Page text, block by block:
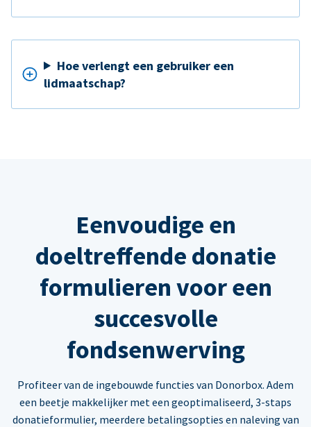
Hoe verlengt een gebruiker een
lidmaatschap?
Eenvoudige en
doeltreffende donatie
formulieren voor een
succesvolle
fondsenwerving
Profiteer van de ingebouwde functies van Donorbox. Adem
een beetje makkelijker met een geoptimaliseerd, 3-staps
donatieformulier, meerdere betalingsopties en naleving van